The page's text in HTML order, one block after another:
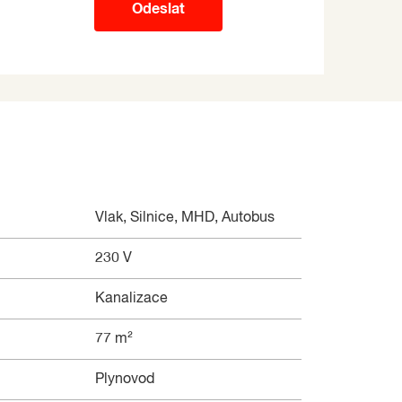
Odeslat
Vlak, Silnice, MHD, Autobus
230 V
Kanalizace
77 m²
Plynovod